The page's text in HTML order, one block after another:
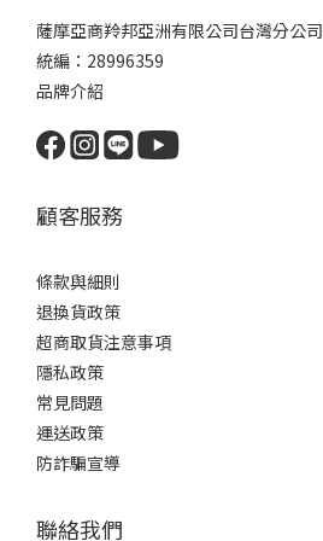
薩摩亞商羚邦亞洲有限公司台灣分公司
統編：28996359
品牌介紹
顧客服務
條款與細則
退換貨政策
超商取貨注意事項
隱私政策
常見問題
運送政策
防詐騙宣導
聯絡我們